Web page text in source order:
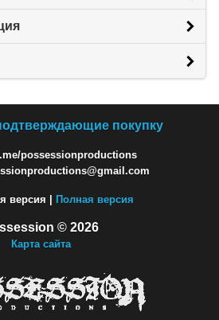
покупку
possessionproductions
версия | Полная версия
© 2026
Карта сайта